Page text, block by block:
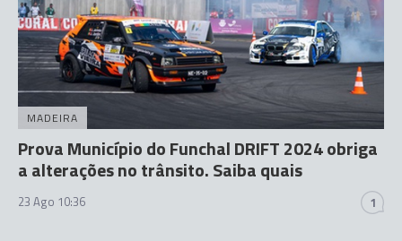
MADEIRA
Prova Município do Funchal DRIFT 2024 obriga
a alterações no trânsito. Saiba quais
23 Ago 10:36 1